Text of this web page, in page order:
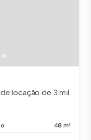
locação de 3 mil
48 m²